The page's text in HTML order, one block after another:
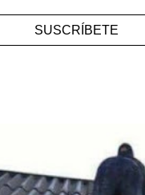
SUSCRÍBETE